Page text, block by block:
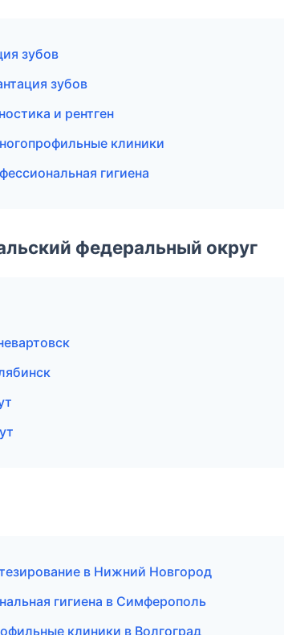
зубов
зубов
и рентген
клиники
гигиена
федеральный округ
в Нижний Новгород
гигиена в Симферополь
клиники в Волгоград